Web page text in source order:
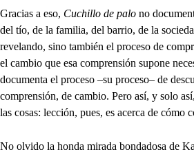
Gracias a eso, Cuchillo de palo no
del tío, de la familia, del barrio, de la
revelando, sino también el proceso de
el cambio que esa comprensión supone
documenta el proceso –su proceso– de
comprensión, de cambio. Pero así, y solo
las cosas: lección, pues, es acerca de cómo
No olvido la honda mirada bondadosa de